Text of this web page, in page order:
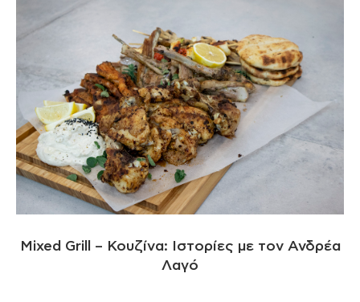
Mixed Grill – Κουζίνα: Ιστορίες με τον Ανδρέα
Λαγό